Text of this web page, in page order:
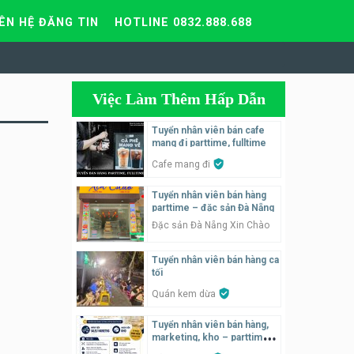
HỆ ĐĂNG TIN HOTLINE 0832.888.688
Việc Làm Thêm Hấp Dẫn
Tuyển nhân viên bán cafe
mang đi parttime, fulltime
Cafe mang đi
Tuyển nhân viên bán hàng
parttime – đặc sản Đà Nẵng
Đặc sản Đà Nẵng Xin Chào
Tuyển nhân viên bán hàng ca
tối
Quán kem dừa
Tuyển nhân viên bán hàng,
marketing, kho – parttime,